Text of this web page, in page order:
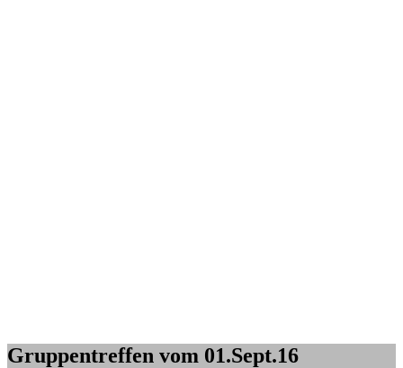
Gruppentreffen vom 01.Sept.16